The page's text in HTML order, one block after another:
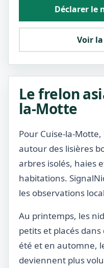
Déclarer le
Voir
Le frelon
la-Motte
Pour Cuise-la-
autour des lisières
arbres isolés, haies
habitations.
les observations
Au printemps, les
petits et placés
été et en automne,
deviennent plus